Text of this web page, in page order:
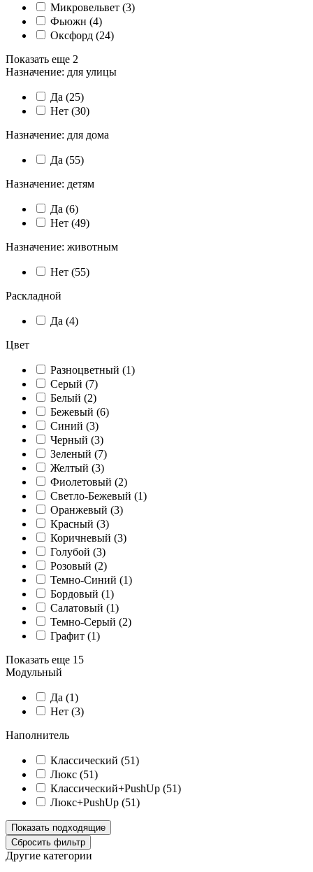
Микровельвет (3)
Фьюжн (4)
Оксфорд (24)
Показать еще 2
Назначение: для улицы
Да (25)
Нет (30)
Назначение: для дома
Да (55)
Назначение: детям
Да (6)
Нет (49)
Назначение: животным
Нет (55)
Раскладной
Да (4)
Цвет
Разноцветный (1)
Серый (7)
Белый (2)
Бежевый (6)
Синий (3)
Черный (3)
Зеленый (7)
Желтый (3)
Фиолетовый (2)
Светло-Бежевый (1)
Оранжевый (3)
Красный (3)
Коричневый (3)
Голубой (3)
Розовый (2)
Темно-Синий (1)
Бордовый (1)
Салатовый (1)
Темно-Серый (2)
Графит (1)
Показать еще 15
Модульный
Да (1)
Нет (3)
Наполнитель
Классический (51)
Люкс (51)
Классический+PushUp (51)
Люкс+PushUp (51)
Другие категории